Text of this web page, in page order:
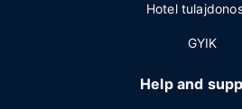
Hotel
GYIK
Help and